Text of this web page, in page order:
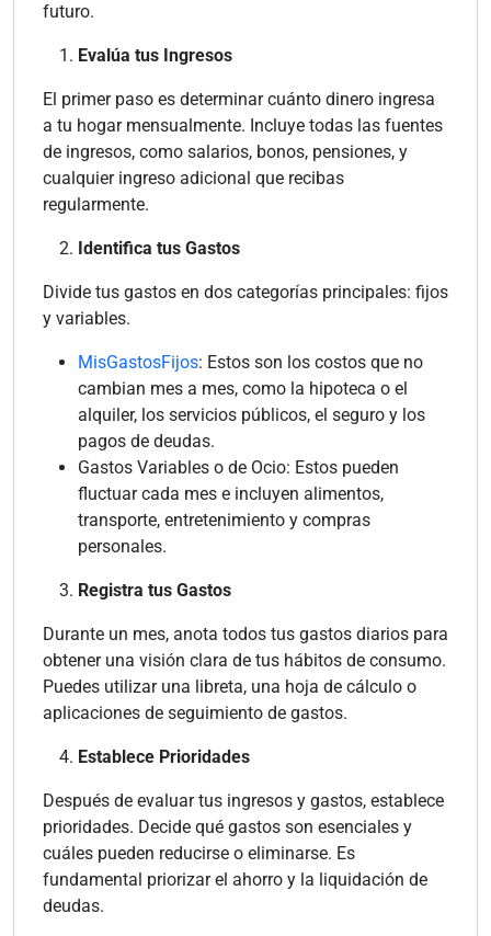
futuro.
Evalúa tus Ingresos
El primer paso es determinar cuánto dinero ingresa
a tu hogar mensualmente. Incluye todas las fuentes
de ingresos, como salarios, bonos, pensiones, y
cualquier ingreso adicional que recibas
regularmente.
Identifica tus Gastos
Divide tus gastos en dos categorías principales: fijos
y variables.
MisGastosFijos: Estos son los costos que no
cambian mes a mes, como la hipoteca o el
alquiler, los servicios públicos, el seguro y los
pagos de deudas.
Gastos Variables o de Ocio: Estos pueden
fluctuar cada mes e incluyen alimentos,
transporte, entretenimiento y compras
personales.
Registra tus Gastos
Durante un mes, anota todos tus gastos diarios para
obtener una visión clara de tus hábitos de consumo.
Puedes utilizar una libreta, una hoja de cálculo o
aplicaciones de seguimiento de gastos.
Establece Prioridades
Después de evaluar tus ingresos y gastos, establece
prioridades. Decide qué gastos son esenciales y
cuáles pueden reducirse o eliminarse. Es
fundamental priorizar el ahorro y la liquidación de
deudas.